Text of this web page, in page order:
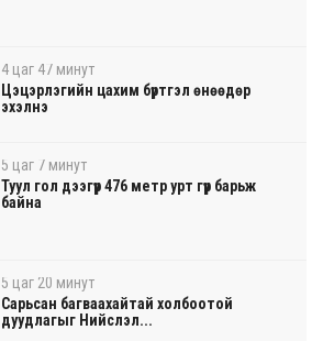
4 цаг 47 минут
Цэцэрлэгийн цахим бүртгэл өнөөдөр
эхэлнэ
5 цаг 7 минут
Туул гол дээгүүр 476 метр урт гүүр барьж
байна
5 цаг 20 минут
Сарьсан багваахайтай холбоотой
дуудлагыг Нийслэл...